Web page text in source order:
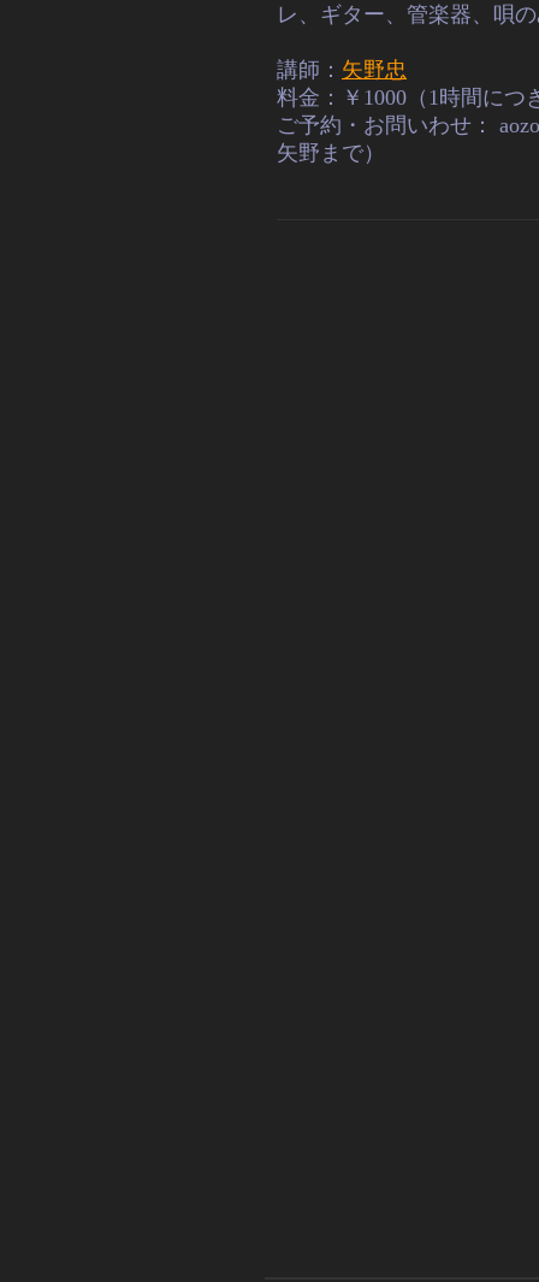
レ、ギター、管楽器、唄
講師： 矢野忠
料金：￥1000（1時間につ
ご予約・お問いわせ：
矢野まで）